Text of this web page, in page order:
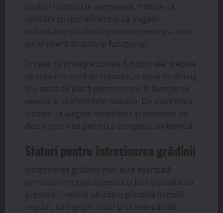
spațiul nostru. De asemenea, trebuie să
utilizăm spațiul eficient și să alegem
materialele și culorile potrivite pentru a crea
un ambient atractiv și funcțional.
În ceea ce privește zonele funcționale, trebuie
să creăm o zonă de relaxare, o zonă de dining
și o zonă de joacă pentru copii, în funcție de
nevoile și preferințele noastre. De asemenea,
trebuie să alegem mobilierul și obiectele de
decor potrivite pentru a completa ambientul.
Sfaturi pentru întreținerea grădinii
Întreținerea grădinii mici este esențială
pentru a menține aspectul și funcționalitatea
acesteia. Trebuie să udăm plantele în mod
regulat, să îngrijim solul și să îndepărtăm